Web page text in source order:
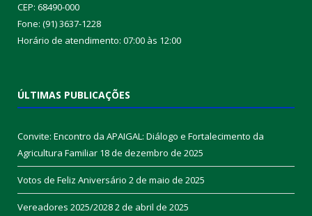
CEP: 68490-000
Fone: (91) 3637-1228
Horário de atendimento: 07:00 às 12:00
ÚLTIMAS PUBLICAÇÕES
Convite: Encontro da APAIGAL: Diálogo e Fortalecimento da
Agricultura Familiar 18 de dezembro de 2025
Votos de Feliz Aniversário 2 de maio de 2025
Vereadores 2025/20282 de abril de 2025